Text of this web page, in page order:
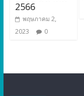
2566
พฤษภาคม 2,
2023
0